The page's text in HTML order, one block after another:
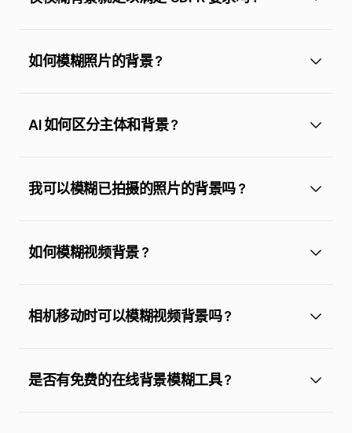
如何模糊照片的背景？
AI 如何区分主体和背景？
我可以模糊已拍摄的照片的背景吗？
如何模糊视频背景？
相机移动时可以模糊视频背景吗？
是否有免费的在线背景模糊工具？